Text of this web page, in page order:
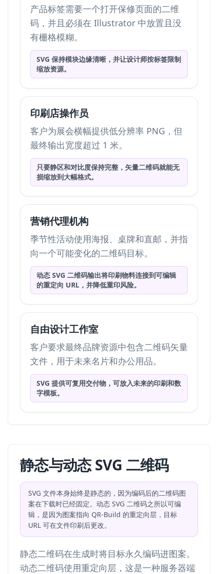
产品标签需要一个打开保修页面的二维
码，并且必须在 Illustrator 中放置且没
有栅格模糊。
SVG 保持模块边缘清晰，并让设计师按标签限制
缩放资源。
印刷店操作员
客户为展会横幅提供低分辨率 PNG，但
最终输出宽度超过 1 米。
只要静区和对比度保持完整，矢量二维码就能无
损缩放到大幅格式。
营销代理机构
季节性活动使用海报、桌牌和直邮，并指
向一个可能变化的二维码目标。
动态 SVG 二维码输出将印刷物料连接到可编辑
的重定向 URL，并降低重印风险。
自由设计工作室
客户要求最终品牌资源中包含二维码矢量
文件，用于未来名片和办公用品。
SVG 提供可复用交付物，可放入未来的印刷和数
字模板。
静态与动态 SVG 二维码
SVG 文件本身始终是静态的，因为编码后的二维码图
案在下载时已经固定。动态 SVG 二维码之所以可编
辑，是因为图案指向 QR-Build 的重定向层，目标
URL 可在文件印刷后更改。
静态二维码在生成时将目标永久编码进图案。
动态二维码使用重定向层，这是一种服务器端